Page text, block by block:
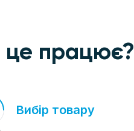
це працює?
Вибір товару